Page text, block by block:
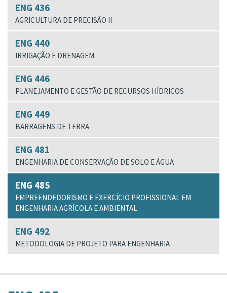
ENG 436
AGRICULTURA DE PRECISÃO II
ENG 440
IRRIGAÇÃO E DRENAGEM
ENG 446
PLANEJAMENTO E GESTÃO DE RECURSOS HÍDRICOS
ENG 449
BARRAGENS DE TERRA
ENG 481
ENGENHARIA DE CONSERVAÇÃO DE SOLO E ÁGUA
ENG 485
EMPREENDEDORISMO E EXERCÍCIO PROFISSIONAL EM
ENGENHARIA AGRÍCOLA E AMBIENTAL
ENG 492
METODOLOGIA DE PROJETO PARA ENGENHARIA